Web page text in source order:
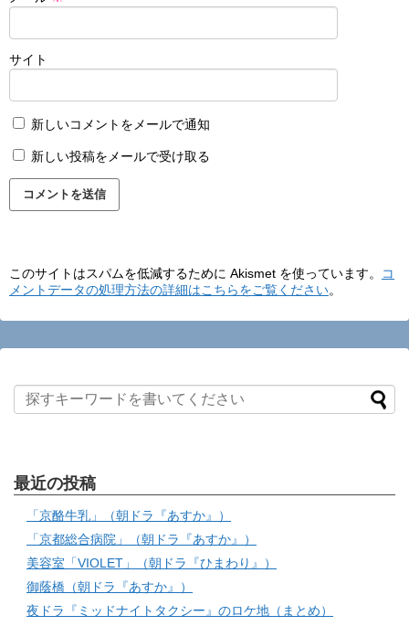
サイト
新しいコメントをメールで通知
新しい投稿をメールで受け取る
このサイトはスパムを低減するために Akismet を使っています。
コ
メントデータの処理方法の詳細はこちらをご覧ください。
最近の投稿
「京酪牛乳」（朝ドラ『あすか』）
「京都総合病院」（朝ドラ『あすか』）
美容室「VIOLET」（朝ドラ『ひまわり』）
御蔭橋（朝ドラ『あすか』）
夜ドラ『ミッドナイトタクシー』のロケ地（まとめ）